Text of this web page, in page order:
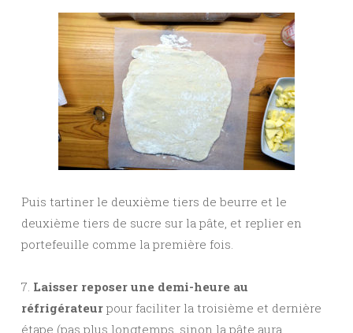
Puis tartiner le deuxième tiers de beurre et le
deuxième tiers de sucre sur la pâte, et replier en
portefeuille comme la première fois.
7. Laisser reposer une demi-heure au
réfrigérateur pour faciliter la troisième et dernière
étape (pas plus longtemps, sinon la pâte aura